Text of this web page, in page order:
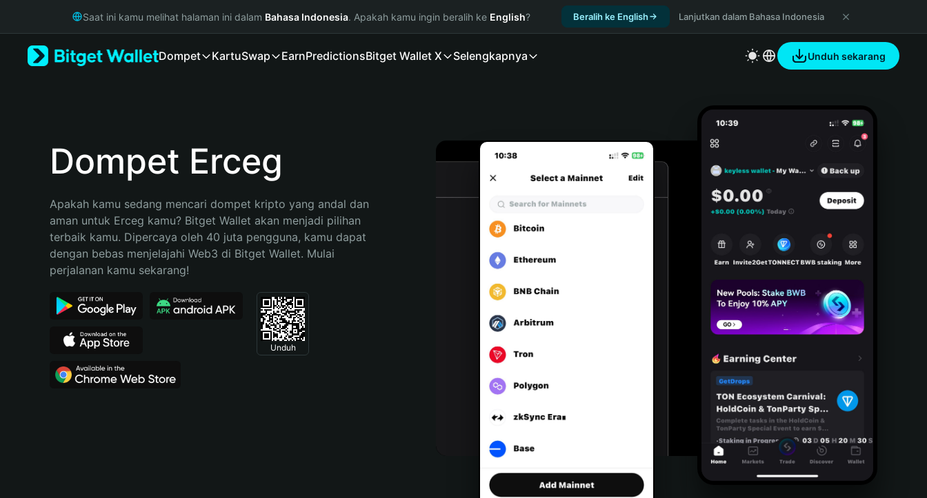
Русский
Bahasa Indonesia
Español (Argentina)
Saat ini kamu melihat halaman ini dalam Bahasa Indonesia. Apakah kamu ingin beralih ke English? Beralih ke English Lanjutkan dalam Bahasa Indonesia
Dompet KartuSwap EarnPredictionsBitget Wallet X Selengkapnya Unduh sekarang
Dompet Erceg
Apakah kamu sedang mencari dompet kripto yang andal dan
aman untuk Erceg kamu? Bitget Wallet akan menjadi pilihan
terbaik kamu. Dipercaya oleh 40 juta pengguna, kamu dapat
dengan bebas menjelajahi Web3 di Bitget Wallet. Mulai
perjalanan kamu sekarang!
Unduh